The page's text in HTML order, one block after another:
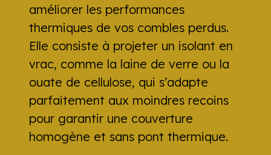
améliorer les performances
thermiques de vos combles perdus.
Elle consiste à projeter un isolant en
vrac, comme la laine de verre ou la
ouate de cellulose, qui s’adapte
parfaitement aux moindres recoins
pour garantir une couverture
homogène et sans pont thermique.